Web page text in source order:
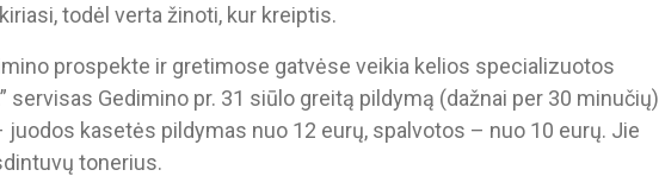
todėl verta žinoti, kur kreiptis.
prospekte ir gretimose gatvėse veikia kelios specializuotos
servisas Gedimino pr. 31 siūlo greitą pildymą (dažnai per 30 minučių)
juodos kasetės pildymas nuo 12 eurų, spalvotos – nuo 10 eurų. Jie
tonerius.